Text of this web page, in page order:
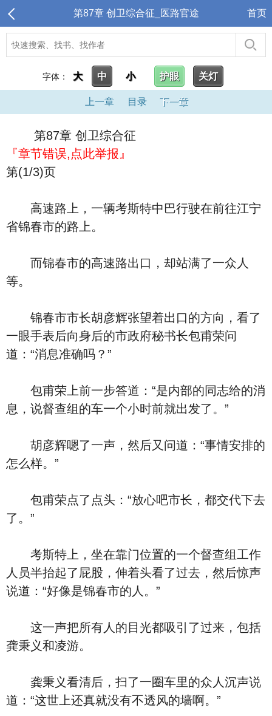
第87章 创卫综合征_医路官途 首页
字体： 大 中 小 护眼 关灯
上一章 目录 下一章
第87章 创卫综合征
『章节错误,点此举报』
第(1/3)页
高速路上，一辆考斯特中巴行驶在前往江宁
省锦春市的路上。
而锦春市的高速路出口，却站满了一众人
等。
锦春市市长胡彦辉张望着出口的方向，看了
一眼手表后向身后的市政府秘书长包甫荣问
道：“消息准确吗？”
包甫荣上前一步答道：“是内部的同志给的消
息，说督查组的车一个小时前就出发了。”
胡彦辉嗯了一声，然后又问道：“事情安排的
怎么样。”
包甫荣点了点头：“放心吧市长，都交代下去
了。”
考斯特上，坐在靠门位置的一个督查组工作
人员半抬起了屁股，伸着头看了过去，然后惊声
说道：“好像是锦春市的人。”
这一声把所有人的目光都吸引了过来，包括
龚秉义和凌游。
龚秉义看清后，扫了一圈车里的众人沉声说
道：“这世上还真就没有不透风的墙啊。”